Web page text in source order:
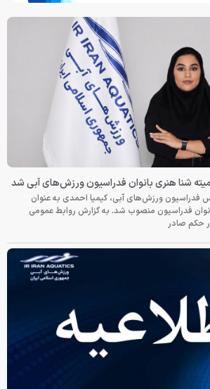
شنا هنری بانوان فدراسیون ورزش‌های آبی شد
ورزش‌های آبی، کیمیا احمدی به عنوان
فدراسیون منصوب شد. به گزارش روابط عمومی
حکم صادر